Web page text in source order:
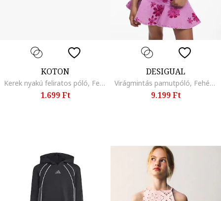
KOTON
Kerek nyakú feliratos póló, Fehér,
1.699 Ft
DESIGUAL
Virágmintás pamutpóló, Fehér/Narancssárga/Rózsaszín
9.199 Ft